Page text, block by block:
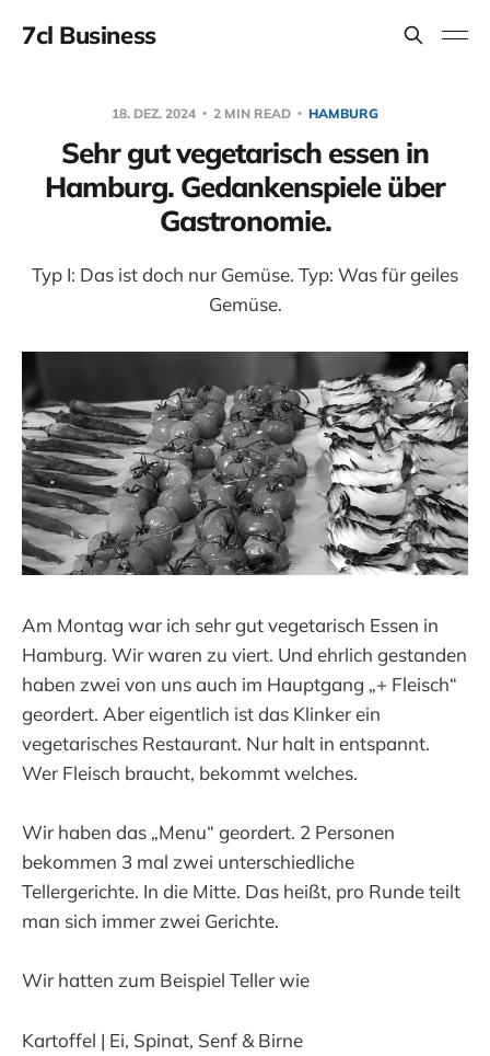
7cl Business
18. DEZ. 2024 2 MIN READ HAMBURG
Sehr gut vegetarisch essen in
Hamburg. Gedankenspiele über
Gastronomie.
Typ I: Das ist doch nur Gemüse. Typ: Was für geiles
Gemüse.
Am Montag war ich sehr gut vegetarisch Essen in
Hamburg. Wir waren zu viert. Und ehrlich gestanden
haben zwei von uns auch im Hauptgang „+ Fleisch“
geordert. Aber eigentlich ist das Klinker ein
vegetarisches Restaurant. Nur halt in entspannt.
Wer Fleisch braucht, bekommt welches.
Wir haben das „Menu“ geordert. 2 Personen
bekommen 3 mal zwei unterschiedliche
Tellergerichte. In die Mitte. Das heißt, pro Runde teilt
man sich immer zwei Gerichte.
Wir hatten zum Beispiel Teller wie
Kartoffel | Ei, Spinat, Senf & Birne